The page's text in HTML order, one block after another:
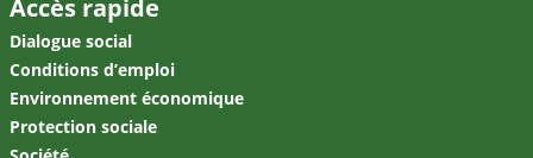
Accès rapide
Dialogue social
Conditions d’emploi
Environnement économique
Protection sociale